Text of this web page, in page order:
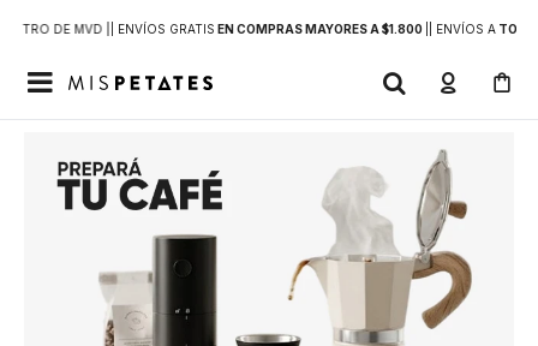
DE MVD | | ENVÍOS GRATIS EN COMPRAS MAYORES A $1.800 | ENVÍOS ATODO
